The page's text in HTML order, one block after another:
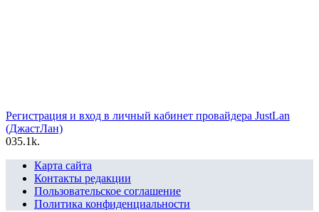
Регистрация и вход в личный кабинет провайдера JustLan
(ДжастЛан)
035.1k.
Карта сайта
Контакты редакции
Пользовательское соглашение
Политика конфиденциальности